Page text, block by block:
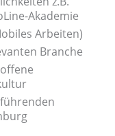
Akademie
Arbeiten)
Branche